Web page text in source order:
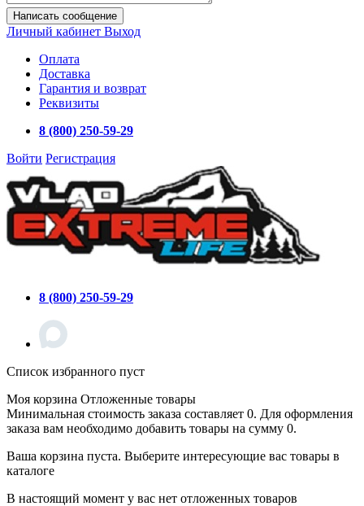
Написать сообщение
Личный кабинет Выход
Оплата
Доставка
Гарантия и возврат
Реквизиты
8 (800) 250-59-29
Войти Регистрация
8 (800) 250-59-29
Список избранного пуст
Моя корзина Отложенные товары
Минимальная стоимость заказа составляет 0. Для оформления
заказа вам необходимо добавить товары на сумму 0.
Ваша корзина пуста. Выберите интересующие вас товары в
каталоге
В настоящий момент у вас нет отложенных товаров